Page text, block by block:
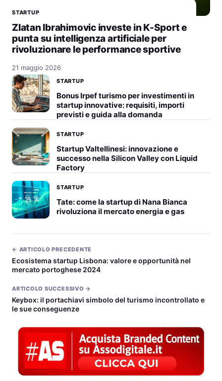
STARTUP
Zlatan Ibrahimovic investe in K-Sport e
punta su intelligenza artificiale per
rivoluzionare le performance sportive
21 maggio 2026
STARTUP
Bonus Irpef turismo per investimenti in
startup innovative: requisiti, importi
previsti e guida alla domanda
STARTUP
Startup Valtellinesi: innovazione e
successo nella Silicon Valley con Liquid
Factory
STARTUP
Tate: come la startup di Nana Bianca
rivoluziona il mercato energia e gas
← ARTICOLO PRECEDENTE
Ecosistema startup Lisbona: valore e opportunità nel
mercato portoghese 2024
ARTICOLO SUCCESSIVO →
Keybox: il portachiavi simbolo del turismo incontrollato e
le sue conseguenze